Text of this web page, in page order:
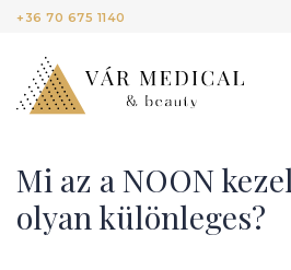
+36 70 675 1140
Mi az a NOON
olyan különleges?